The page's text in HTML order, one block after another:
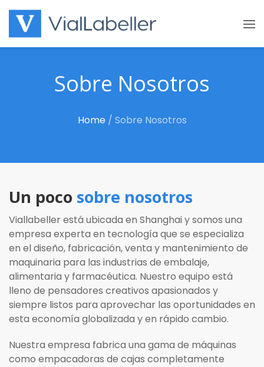
Skip
content
Sobre Nosotros
Home/ Sobre Nosotros
Un poco sobre nosotros
Viallabeller está ubicada en Shanghai y somos una
empresa experta en tecnología que se especializa
en el diseño, fabricación, venta y mantenimiento de
maquinaria para las industrias de embalaje,
alimentaria y farmacéutica. Nuestro equipo está
lleno de pensadores creativos apasionados y
siempre listos para aprovechar las oportunidades en
esta economía globalizada y en rápido cambio.
Nuestra empresa fabrica una gama de máquinas
como empacadoras de cajas completamente